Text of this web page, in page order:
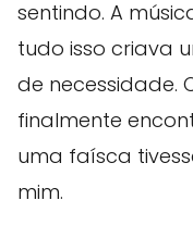
sentindo. A
tudo isso criava
de necessidade.
finalmente
uma faísca
mim.